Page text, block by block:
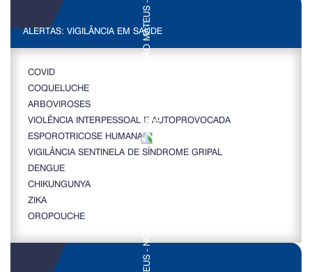
ALERTAS: VIGILÂNCIA EM SAÚDE
COVID
COQUELUCHE
ARBOVIROSES
VIOLÊNCIA INTERPESSOAL E AUTOPROVOCADA
ESPOROTRICOSE HUMANA
VIGILÂNCIA SENTINELA DE SÍNDROME GRIPAL
DENGUE
CHIKUNGUNYA
ZIKA
OROPOUCHE